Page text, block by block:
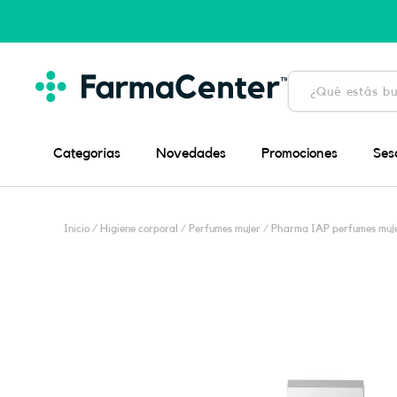
Búsqueda
productos
Categorías Novedades Promociones
Inicio / Higiene corporal / Perfumes mujer / Pharma IAP perfumes